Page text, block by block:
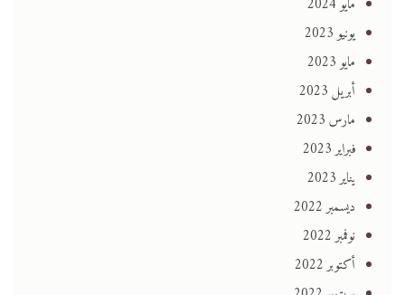
مايو 2024
يونيو 2023
مايو 2023
أبريل 2023
مارس 2023
فبراير 2023
يناير 2023
ديسمبر 2022
نوفمبر 2022
أكتوبر 2022